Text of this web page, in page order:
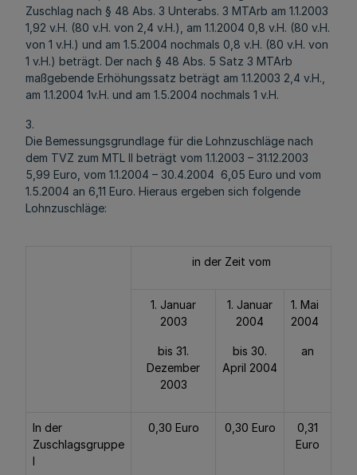
Zuschlag nach § 48 Abs. 3 Unterabs. 3 MTArb am 1.1.2003
1,92 v.H. (80 v.H. von 2,4 v.H.), am 1.1.2004 0,8 v.H. (80 v.H.
von 1 v.H.) und am 1.5.2004 nochmals 0,8 v.H. (80 v.H. von
1 v.H.) beträgt. Der nach § 48 Abs. 5 Satz 3 MTArb
maßgebende Erhöhungssatz beträgt am 1.1.2003 2,4 v.H.,
am 1.1.2004 1v.H. und am 1.5.2004 nochmals 1 v.H.
3.
Die Bemessungsgrundlage für die Lohnzuschläge nach
dem TVZ zum MTL II beträgt vom 1.1.2003 – 31.12.2003
5,99 Euro, vom 1.1.2004 – 30.4.2004 6,05 Euro und vom
1.5.2004 an 6,11 Euro. Hieraus ergeben sich folgende
Lohnzuschläge:
in der Zeit vom
1. Januar
2003
bis 31.
Dezember
2003
1. Januar
2004
bis 30.
April 2004
1. Mai
2004
an
In der
Zuschlagsgruppe
I
0,30 Euro 0,30 Euro
0,31
Euro